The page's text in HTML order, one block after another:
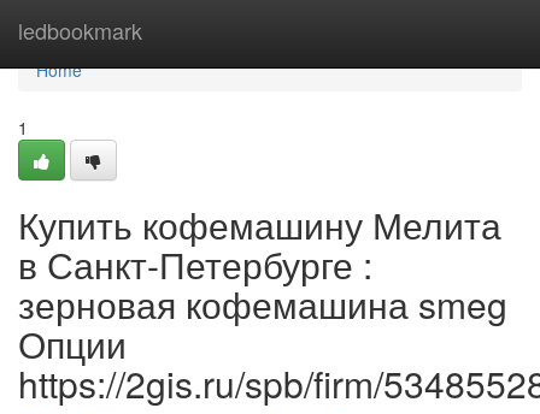
ledbookmark
Home
Home
1
Купить кофемашину Мелита
в Санкт-Петербурге :
зерновая кофемашина smeg
Опции
https://2gis.ru/spb/firm/